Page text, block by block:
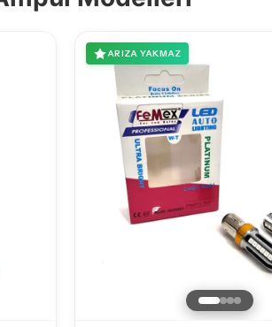
ARIZA YAKMAZ